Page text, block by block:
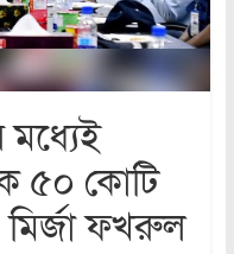
৫০ কোটি
মির্জা ফখরুল